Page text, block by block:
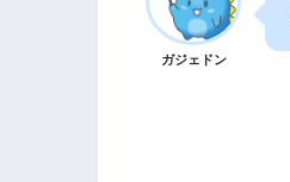
ガジェドン